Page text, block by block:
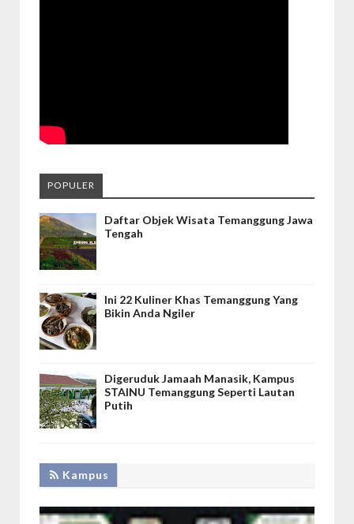
POPULER
Daftar Objek Wisata Temanggung Jawa
Tengah
Ini 22 Kuliner Khas Temanggung Yang
Bikin Anda Ngiler
Digeruduk Jamaah Manasik, Kampus
STAINU Temanggung Seperti Lautan
Putih
Kampus